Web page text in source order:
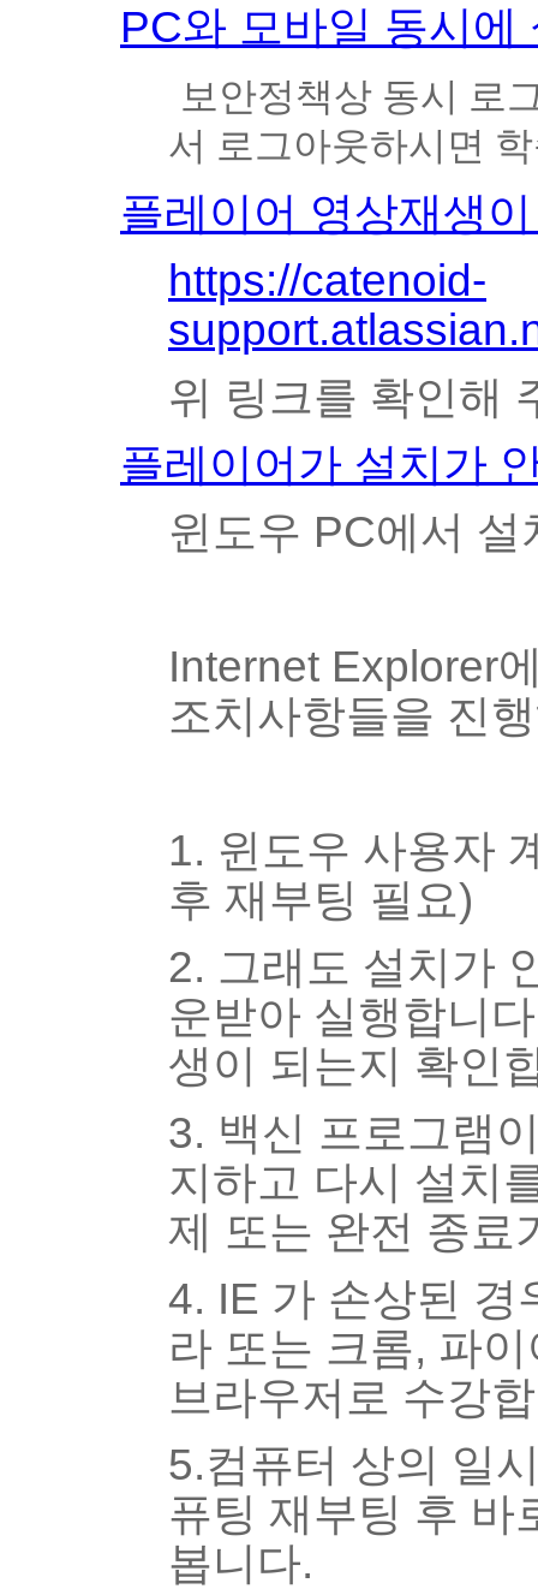
PC와 모바일 동시에
보안정책상 동시 로
서 로그아웃하시면
플레이어 영상재생
https://catenoid-
위 링크를 확인해
플레이어가 설치가
윈도우 PC에서
Internet Explorer
조치사항들을 진
1. 윈도우 사용자
후 재부팅 필요)
2. 그래도 설치가
운받아 실행합니
생이 되는지 확인
3. 백신 프로그램
지하고 다시 설치
제 또는 완전 종료
4. IE 가 손상된 경
라 또는 크롬, 파
브라우저로 수강
5.컴퓨터 상의 일
퓨팅 재부팅 후 바
봅니다.